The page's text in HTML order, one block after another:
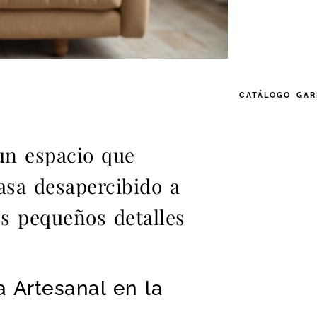
CATÁLOGO
espacio que
desapercibido a
pequeños detalles
Artesanal en la